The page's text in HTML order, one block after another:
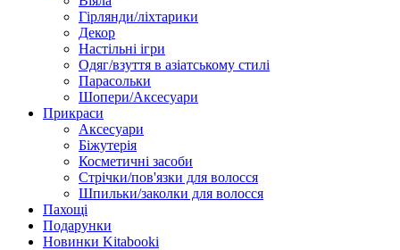
Гірлянди/ліхтарики
Декор
Настільні ігри
Одяг/взуття в азіатському стилі
Парасольки
Шопери/Аксесуари
Прикраси
Аксесуари
Біжутерія
Косметичні засоби
Стрічки/пов'язки для волосся
Шпильки/заколки для волосся
Пахощі
Подарунки
Новинки Kitabooki